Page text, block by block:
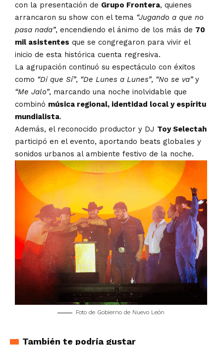
con la presentación de Grupo Frontera, quienes
arrancaron su show con el tema “Jugando a que no
pasa nada”, encendiendo el ánimo de los más de 70
mil asistentes que se congregaron para vivir el
inicio de esta histórica cuenta regresiva.
La agrupación continuó su espectáculo con éxitos
como “Di que Sí”, “De Lunes a Lunes”, “No se va”y
“Me Jalo”, marcando una noche inolvidable que
combinó música regional, identidad local y espíritu
mundialista.
Además, el reconocido productor y DJ Toy Selectah
participó en el evento, aportando beats globales y
sonidos urbanos al ambiente festivo de la noche.
Foto de Gobierno de Nuevo León
También te podría gustar